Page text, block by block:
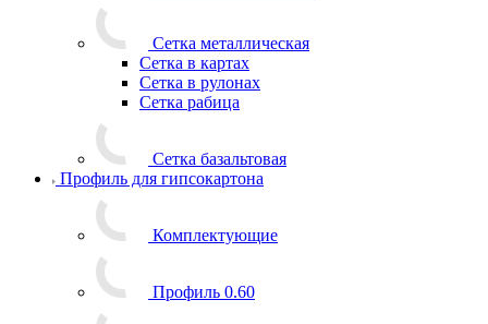
Сетка металлическая
Сетка в картах
Сетка в рулонах
Сетка рабица
Сетка базальтовая
Профиль для гипсокартона
Комплектующие
Профиль 0.60